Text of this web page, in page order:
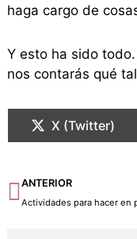
haga cargo de
Y esto ha sido
nos contarás qué
X (Twitter)
Ant
ANTERIOR
Actividades para hacer en